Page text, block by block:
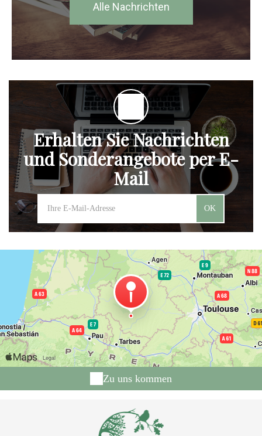
Alle Nachrichten
Erhalten Sie Nachrichten
und Sonderangebote per E-
Mail
OK
Zu uns kommen